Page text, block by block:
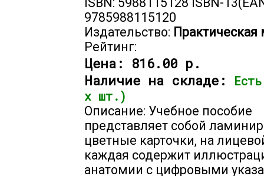
9785988115120
Издательство:
Рейтинг:
Цена: 816.00 р.
Наличие на складе:
х шт.)
Описание: Учебное пособие
представляет собой
цветные карточки, на
каждая содержит
анатомии с цифровыми